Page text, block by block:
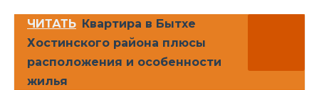
ЧИТАТЬ Квартира в Бытхе
Хостинского района плюсы
расположения и особенности
жилья